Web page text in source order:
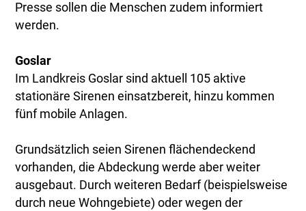
Presse sollen die Menschen zudem informiert
werden.
Goslar
Im Landkreis Goslar sind aktuell 105 aktive
stationäre Sirenen einsatzbereit, hinzu kommen
fünf mobile Anlagen.
Grundsätzlich seien Sirenen flächendeckend
vorhanden, die Abdeckung werde aber weiter
ausgebaut. Durch weiteren Bedarf (beispielsweise
durch neue Wohngebiete) oder wegen der